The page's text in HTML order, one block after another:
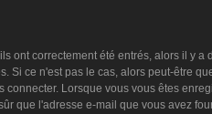
correctement été entrés, alors il y
ce n'est pas le cas, alors peut-être
Lorsque vous vous êtes
que l'adresse e-mail que vous avez